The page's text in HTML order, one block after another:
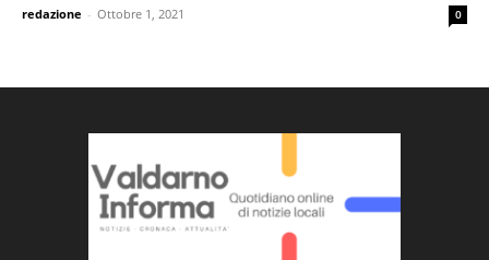
redazione - Ottobre 1, 2021 0